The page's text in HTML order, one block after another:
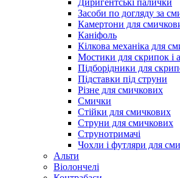
Диригентські палички
Засоби по догляду за
Камертони для
Каніфоль
Кілкова механіка для
Мостики для скрипок і
Підборiдники для
Підставки під струни
Різне для смичкових
Смички
Стійки для смичкових
Струни для смичкових
Струнотримачі
Чохли і футляри для
Альти
Віолончелі